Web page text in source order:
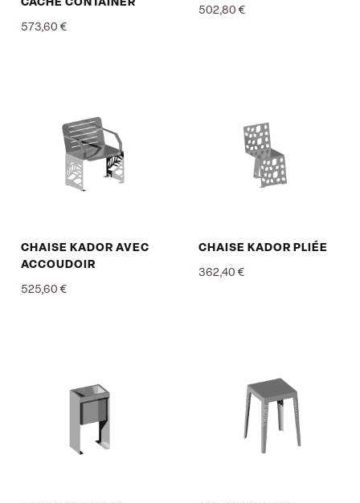
CACHE CONTAINER
573,60 €
502,80 €
CHAISE KADOR AVEC
ACCOUDOIR
525,60 €
CHAISE KADOR PLIÉE
362,40 €